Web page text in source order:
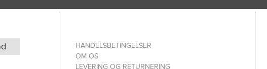
HANDELSBETINGELSER
OM OS
LEVERING OG RETURNERING